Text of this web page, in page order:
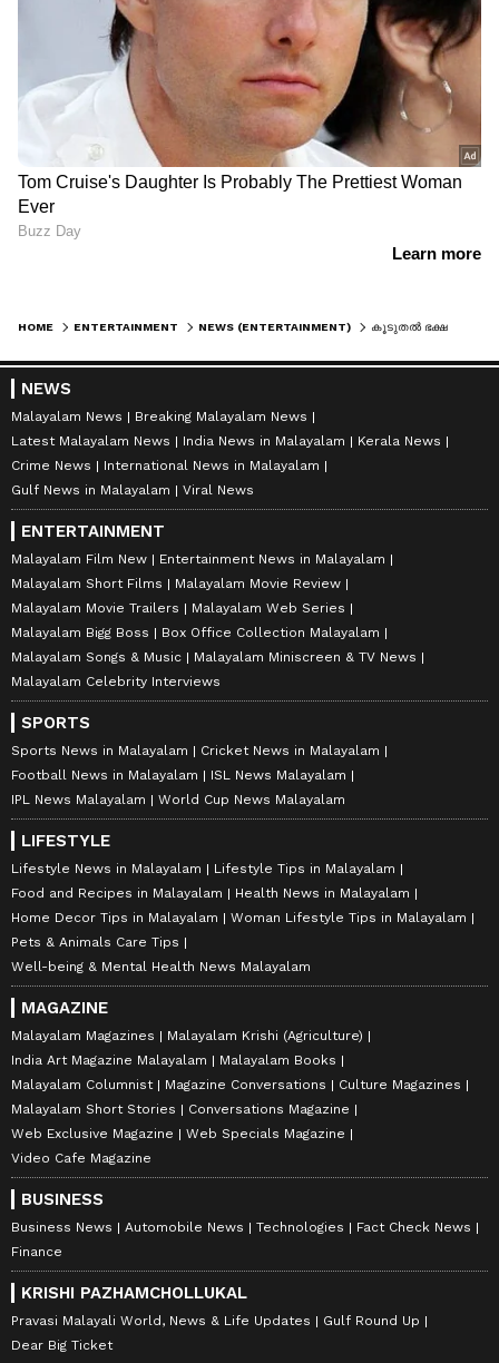
HOME ENTERTAINMENT NEWS (ENTERTAINMENT)
NEWS
Malayalam News
Breaking Malayalam News
Latest Malayalam News
India News in Malayalam
Kerala News
Crime News
International News in Malayalam
Gulf News in Malayalam
Viral News
ENTERTAINMENT
Malayalam Film New
Entertainment News in Malayalam
Malayalam Short Films
Malayalam Movie Review
Malayalam Movie Trailers
Malayalam Web Series
Malayalam Bigg Boss
Box Office Collection Malayalam
Malayalam Songs & Music
Malayalam Miniscreen & TV News
Malayalam Celebrity Interviews
SPORTS
Sports News in Malayalam
Cricket News in Malayalam
Football News in Malayalam
ISL News Malayalam
IPL News Malayalam
World Cup News Malayalam
LIFESTYLE
Lifestyle News in Malayalam
Lifestyle Tips in Malayalam
Food and Recipes in Malayalam
Health News in Malayalam
Home Decor Tips in Malayalam
Woman Lifestyle Tips in Malayalam
Pets & Animals Care Tips
Well-being & Mental Health News Malayalam
MAGAZINE
Malayalam Magazines
Malayalam Krishi (Agriculture)
India Art Magazine Malayalam
Malayalam Books
Malayalam Columnist
Magazine Conversations
Culture Magazines
Malayalam Short Stories
Conversations Magazine
Web Exclusive Magazine
Web Specials Magazine
Video Cafe Magazine
BUSINESS
Business News Automobile News Technologies
Fact Check News
Finance
KRISHI PAZHAMCHOLLUKAL
Pravasi Malayali World, News & Life Updates
Gulf Round Up
Dear Big Ticket